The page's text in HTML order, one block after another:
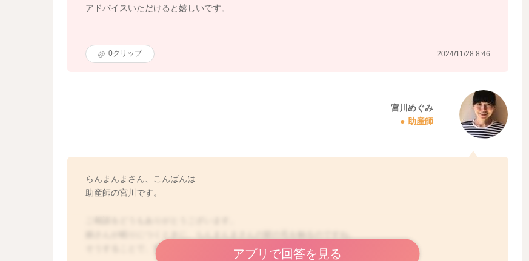
アドバイスいただけると嬉しいです。
0クリップ 2024/11/28 8:46
宮川めぐみ
助産師
らんまんまさん、こんばんは
助産師の宮川です。
そうすることで、安心感を感じて、眠りにつきやすくなっているのですね。
アプリで回答を見る